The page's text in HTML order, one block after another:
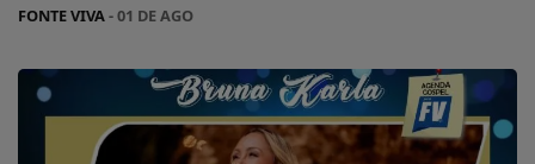
FONTE VIVA- 01 DE AGO